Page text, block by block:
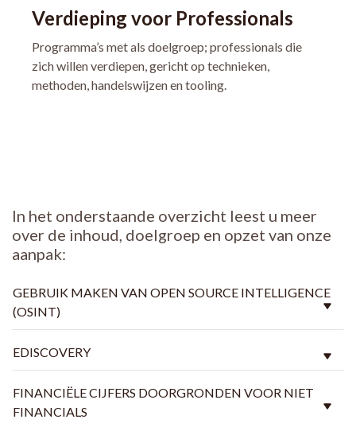
Verdieping voor Professionals
Programma’s met als doelgroep; professionals die
zich willen verdiepen, gericht op technieken,
methoden, handelswijzen en tooling.
In het onderstaande overzicht leest u meer
over de inhoud, doelgroep en opzet van onze
aanpak:
GEBRUIK MAKEN VAN OPEN SOURCE INTELLIGENCE
(OSINT)
EDISCOVERY
FINANCIËLE CIJFERS DOORGRONDEN VOOR NIET
FINANCIALS